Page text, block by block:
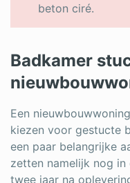
beton ciré.
Badkamer
Een
kiezen voor gestucte
een paar belangrijke
zetten namelijk nog
twee jaar na